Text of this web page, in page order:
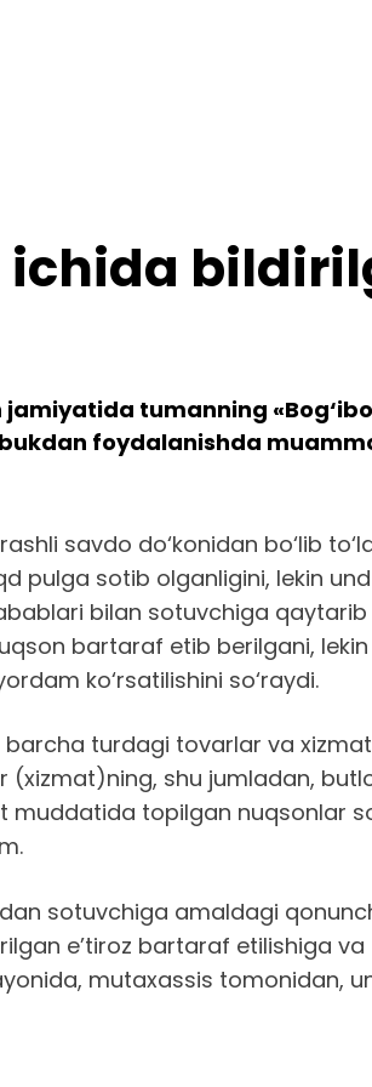
tumanning
foydalanishda
savdo do‘konidan bo‘lib
pulga sotib olganligini, lekin
bilan sotuvchiga
bartaraf etib berilgani,
ko‘rsatilishini so‘raydi.
turdagi tovarlar va
shu jumladan,
muddatida topilgan
sotuvchiga amaldagi
e’tiroz bartaraf etilishiga
mutaxassis tomonidan,